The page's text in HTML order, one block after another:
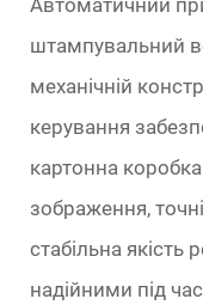
штампувальний
механічній
керування
картонна
зображення,
стабільна якість
надійними під